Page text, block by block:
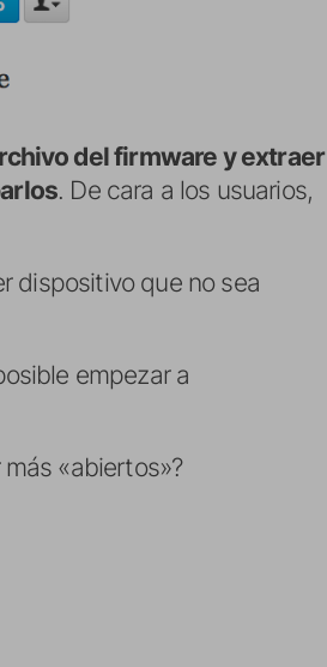
del firmware y extraer
. De cara a los usuarios,
dispositivo que no sea
empezar a
«abiertos»?